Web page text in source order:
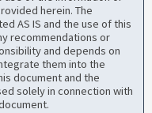
herein. The
AS IS and the use of this
recommendations or
and depends on
them into the
document and the
solely in connection with